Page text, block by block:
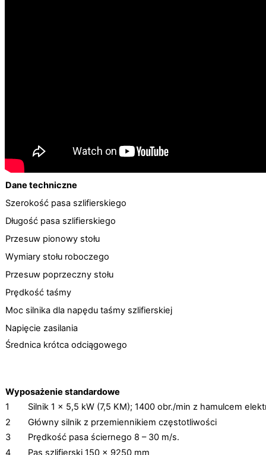
Dane techniczne
Szerokość pasa szlifierskiego
Długość pasa szlifierskiego
Przesuw pionowy stołu
Wymiary stołu roboczego
Przesuw poprzeczny stołu
Prędkość taśmy
Moc silnika dla napędu taśmy szlifierskiej
Napięcie zasilania
Średnica krótca odciągowego
Wyposażenie standardowe
1
Silnik 1 x 5,5 kW (7,5 KM); 1400 obr./min z hamulcem
2
Główny silnik z przemiennikiem częstotliwości
3
Prędkość pasa ściernego 8 – 30 m/s.
4
Pas szlifierski 150 x 9250 mm